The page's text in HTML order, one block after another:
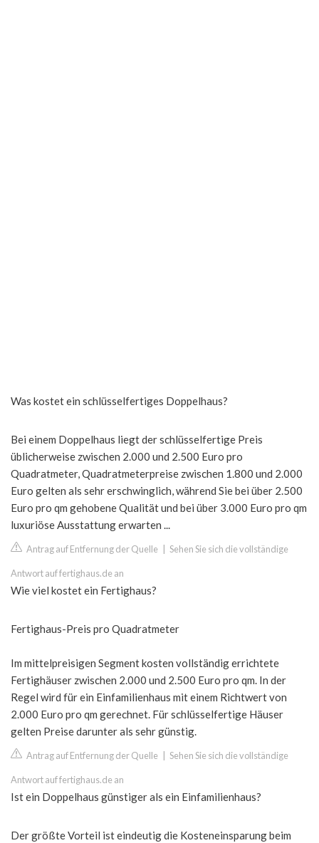
Was kostet ein schlüsselfertiges Doppelhaus?
Bei einem Doppelhaus liegt der schlüsselfertige Preis
üblicherweise zwischen 2.000 und 2.500 Euro pro
Quadratmeter, Quadratmeterpreise zwischen 1.800 und 2.000
Euro gelten als sehr erschwinglich, während Sie bei über 2.500
Euro pro qm gehobene Qualität und bei über 3.000 Euro pro qm
luxuriöse Ausstattung erwarten ...
Antrag auf Entfernung der Quelle Sehen Sie sich die vollständige
Antwort auf fertighaus.de an
Wie viel kostet ein Fertighaus?
Fertighaus-Preis pro Quadratmeter
Im mittelpreisigen Segment kosten vollständig errichtete
Fertighäuser zwischen 2.000 und 2.500 Euro pro qm. In der
Regel wird für ein Einfamilienhaus mit einem Richtwert von
2.000 Euro pro qm gerechnet. Für schlüsselfertige Häuser
gelten Preise darunter als sehr günstig.
Antrag auf Entfernung der Quelle Sehen Sie sich die vollständige
Antwort auf fertighaus.de an
Ist ein Doppelhaus günstiger als ein Einfamilienhaus?
Der größte Vorteil ist eindeutig die Kosteneinsparung beim